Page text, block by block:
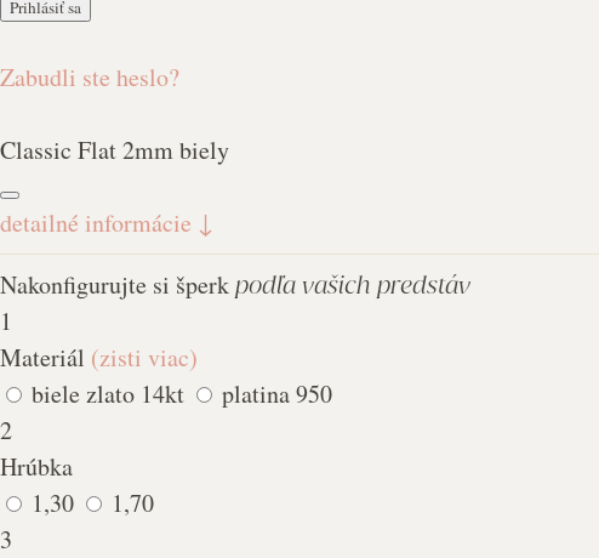
Zabudli ste heslo?
Classic Flat 2mm biely
detailné informácie ↓
Nakonfigurujte si šperkpodľa vašich predstáv
1
Materiál (zisti viac)
biele zlato 14kt
platina 950
2
Hrúbka
1,30
1,70
3